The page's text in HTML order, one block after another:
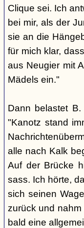
Clique sei. Ich
bei mir, als der
sie an die
für mich klar,
aus Neugier mit
Mädels ein."
Dann belastet
"Kanotz stand
alle nach Kalk
Auf der Brücke
sass. Ich hörte,
sich seinen
zurück und nahm
bald eine